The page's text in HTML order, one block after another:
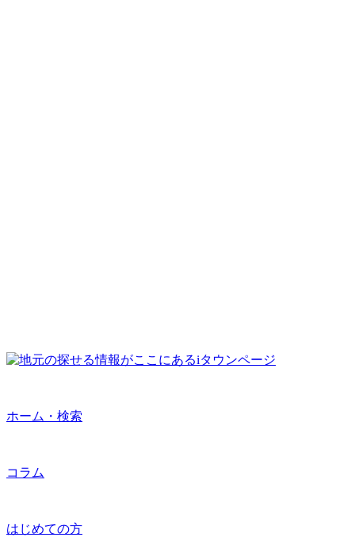
ホーム・検索
コラム
はじめての方